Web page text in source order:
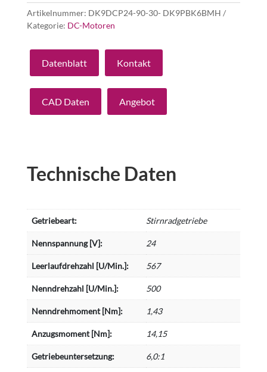
Artikelnummer: DK9DCP24-90-30- DK9PBK6BMH
Kategorie: DC-Motoren
Datenblatt Kontakt
CAD Daten Angebot
Technische Daten
Getriebeart: Stirnradgetriebe
Nennspannung [V]: 24
Leerlaufdrehzahl [U/Min.]: 567
Nenndrehzahl [U/Min.]: 500
Nenndrehmoment [Nm]: 1,43
Anzugsmoment [Nm]: 14,15
Getriebeuntersetzung: 6,0:1